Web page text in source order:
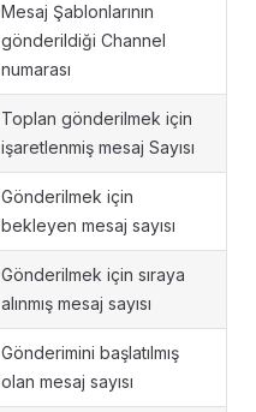
Mesaj Şablonlarının
gönderildiği Channel
numarası
Toplan gönderilmek için
işaretlenmiş mesaj Sayısı
Gönderilmek için
bekleyen mesaj sayısı
Gönderilmek için sıraya
alınmış mesaj sayısı
Gönderimini başlatılmış
olan mesaj sayısı